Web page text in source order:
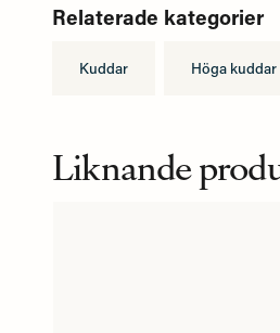
Relaterade kategorier
Kuddar Höga kuddar
Liknande